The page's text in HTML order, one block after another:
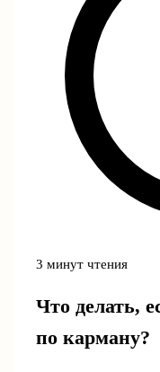
3 минут чтения
Что делать,
по карману?